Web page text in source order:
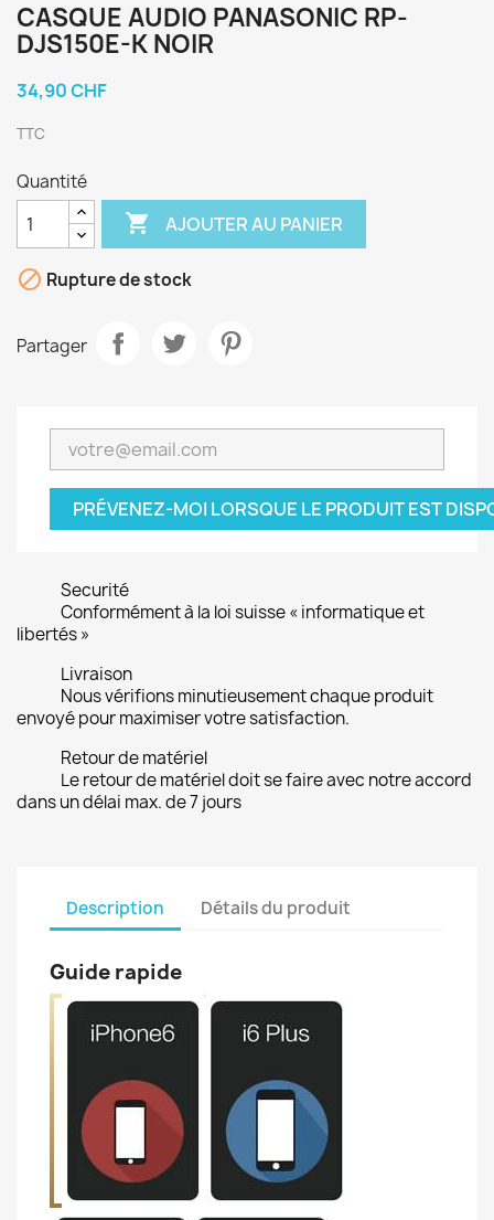
CASQUE AUDIO PANASONIC RP-
DJS150E-K NOIR
34,90 CHF
TTC
Quantité
 AJOUTER AU PANIER
 Rupture de stock
Partager
PRÉVENEZ-MOI LORSQUE LE PRODUIT EST
Securité
Conformément à la loi suisse « informatique et
libertés »
Livraison
Nous vérifions minutieusement chaque produit
envoyé pour maximiser votre satisfaction.
Retour de matériel
Le retour de matériel doit se faire avec notre accord
dans un délai max. de 7 jours
Description Détails du produit
Guide rapide